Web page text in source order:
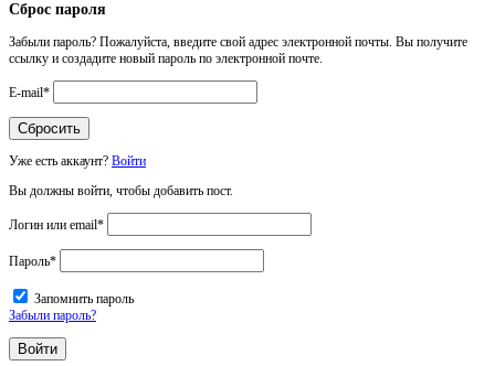
Сброс пароля
Забыли пароль? Пожалуйста, введите свой адрес электронной почты. Вы получите
ссылку и создадите новый пароль по электронной почте.
E-mail*
Уже есть аккаунт? Войти
Вы должны войти, чтобы добавить пост.
Логин или email*
Пароль*
Запомнить пароль
Забыли пароль?